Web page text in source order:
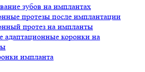
зубов на имплантах
протезы после имплантации
протез на импланты
адаптационные коронки на
импланта